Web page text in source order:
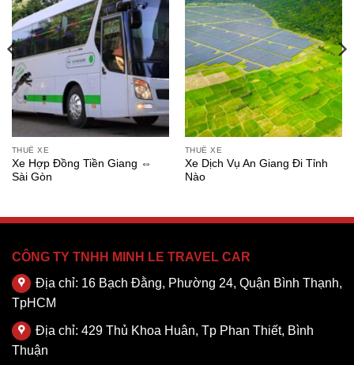
THUÊ XE
Xe Hợp Đồng Tiền Giang ⇔
Sài Gòn
THUÊ XE
Xe Dịch Vụ An Giang Đi Tỉnh
Nào
CÔNG TY TNHH MINH LE TRAVEL CAR
Địa chỉ: 16 Bạch Đằng, Phường 24, Quận Bình Thạnh,
TpHCM
Địa chỉ: 429 Thủ Khoa Huân, Tp Phan Thiết, Bình
Thuận